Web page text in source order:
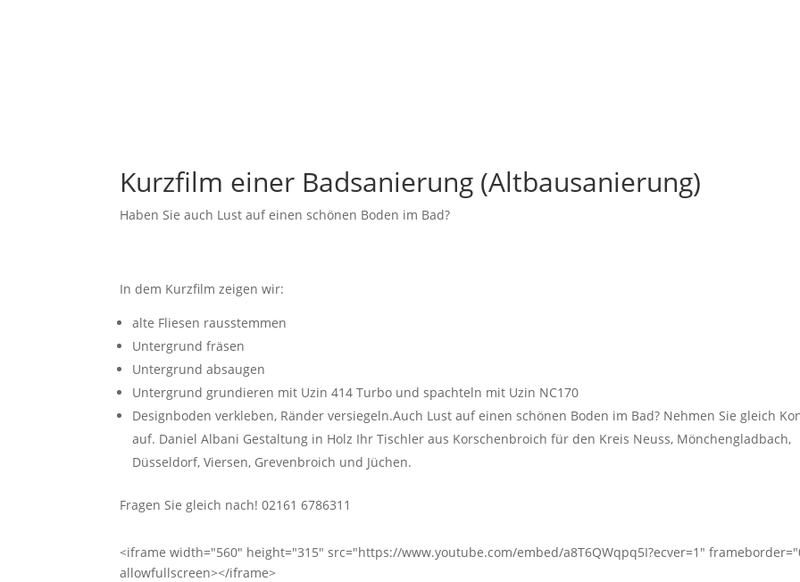
Kurzfilm einer Badsanierung (Altbausanierung)
Haben Sie auch Lust auf einen schönen Boden im Bad?
In dem Kurzfilm zeigen wir:
alte Fliesen rausstemmen
Untergrund fräsen
Untergrund absaugen
Untergrund grundieren mit Uzin 414 Turbo und spachteln mit Uzin NC170
Designboden verkleben, Ränder versiegeln.Auch Lust auf einen schönen Boden im Bad? Nehmen Sie gleich
auf. Daniel Albani Gestaltung in Holz Ihr Tischler aus Korschenbroich für den Kreis Neuss, Mönchengladbach,
Düsseldorf, Viersen, Grevenbroich und Jüchen.
Fragen Sie gleich nach! 02161 6786311
<iframe width="560" height="315" src="https://www.youtube.com/embed/a8T6QWqpq5I?ecver=1"
allowfullscreen></iframe>